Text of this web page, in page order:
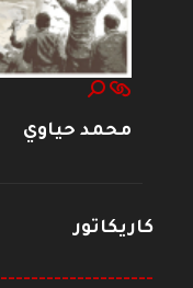
محمد حياوي
كاريكاتور
--------------------